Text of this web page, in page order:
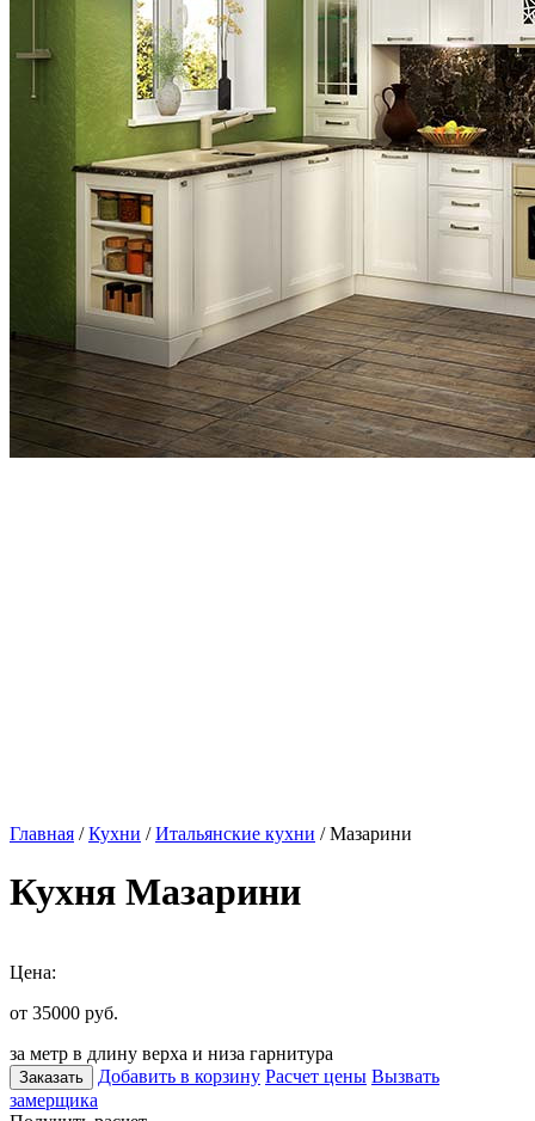
Главная /Кухни /Итальянские кухни / Мазарини
Кухня Мазарини
Цена:
от 35000 руб.
за метр в длину верха и низа гарнитура
Заказать Добавить в корзину Расчет цены Вызвать
замерщика